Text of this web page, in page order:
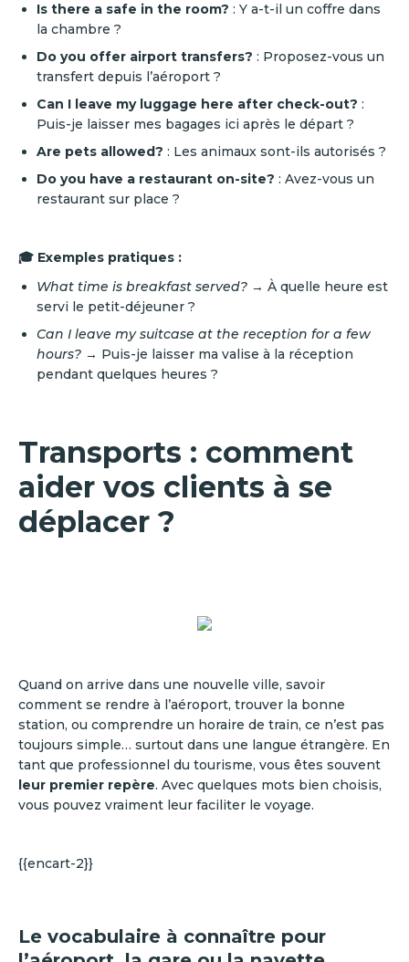
Is there a safe in the room? : Y a-t-il un coffre dans
la chambre ?
Do you offer airport transfers? : Proposez-vous un
transfert depuis l’aéroport ?
Can I leave my luggage here after check-out? :
Puis-je laisser mes bagages ici après le départ ?
Are pets allowed? : Les animaux sont-ils autorisés ?
Do you have a restaurant on-site? : Avez-vous un
restaurant sur place ?
🎓 Exemples pratiques :
What time is breakfast served? → À quelle heure est
servi le petit-déjeuner ?
Can I leave my suitcase at the reception for a few
hours? → Puis-je laisser ma valise à la réception
pendant quelques heures ?
Transports : comment
aider vos clients à se
déplacer ?
Quand on arrive dans une nouvelle ville, savoir
comment se rendre à l’aéroport, trouver la bonne
station, ou comprendre un horaire de train, ce n’est pas
toujours simple… surtout dans une langue étrangère. En
tant que professionnel du tourisme, vous êtes souvent
leur premier repère. Avec quelques mots bien choisis,
vous pouvez vraiment leur faciliter le voyage.
{{encart-2}}
Le vocabulaire à connaître pour